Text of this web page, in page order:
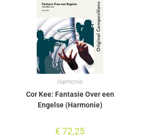
Harmonie
Cor Kee: Fantasie Over een
Engelse (Harmonie)
€72,25